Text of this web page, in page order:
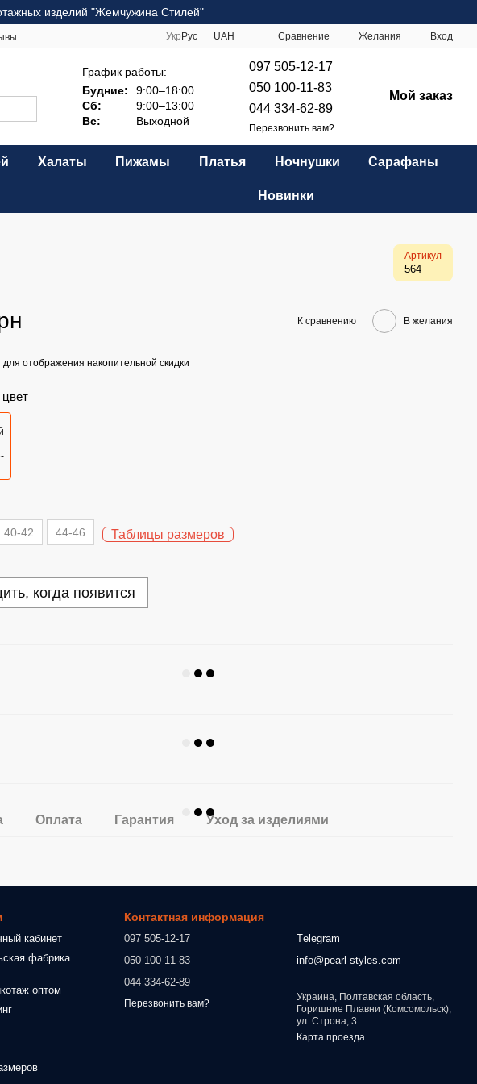
изделий "Жемчужина Стилей"
Укр Рус UAH Сравнение Желания Вход
График работы:
Будние:
9:00–18:00
Сб:
9:00–13:00
Вс:
Выходной
097 505-12-17
050 100-11-83
044 334-62-89
Перезвонить вам?
Мой заказ
Халаты Пижамы Платья Ночнушки Сарафаны
Новинки
Артикул
564
К сравнению В желания
для отображения накопительной скидки
40-42 44-46 Таблицы размеров
когда появится
Оплата Гарантия Уход за изделиями
кабинет
фабрика
оптом
Контактная информация
097 505-12-17
050 100-11-83
044 334-62-89
Перезвонить вам?
Тelegram
info@pearl-styles.com
Украина, Полтавская область,
Горишние Плавни (Комсомольск),
ул. Строна, 3
Карта проезда